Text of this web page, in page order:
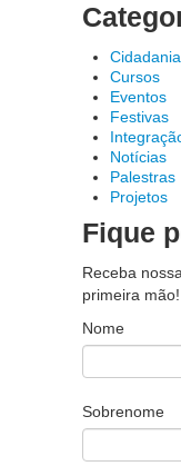
Cursos
Eventos
Festivas
Notícias
Palestras
Projetos
Fique
Receba
primeira mão!
Nome
Sobrenome